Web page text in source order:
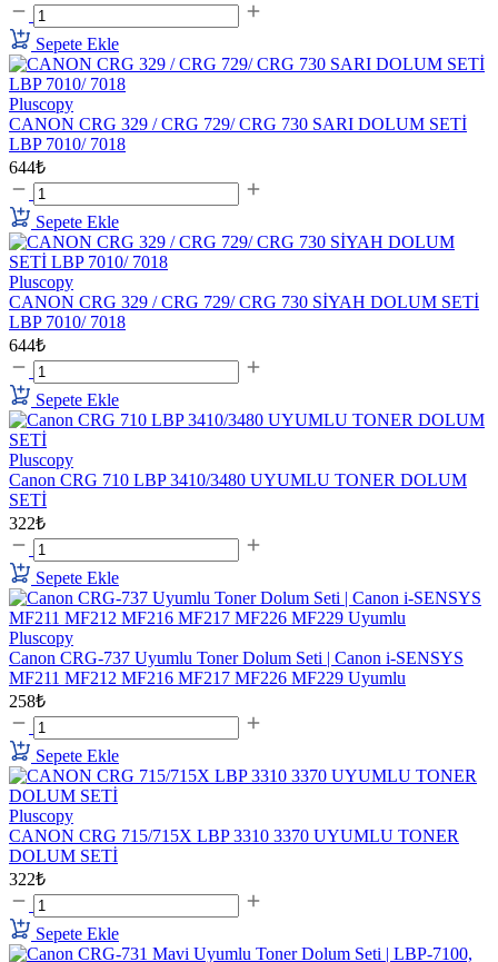
Sepete Ekle
Pluscopy
CANON CRG 329 / CRG 729/ CRG 730 SARI DOLUM SETİ
LBP 7010/ 7018
644₺
Sepete Ekle
Pluscopy
CANON CRG 329 / CRG 729/ CRG 730 SİYAH DOLUM SETİ
LBP 7010/ 7018
644₺
Sepete Ekle
Pluscopy
Canon CRG 710 LBP 3410/3480 UYUMLU TONER DOLUM
SETİ
322₺
Sepete Ekle
Pluscopy
Canon CRG-737 Uyumlu Toner Dolum Seti | Canon i-SENSYS
MF211 MF212 MF216 MF217 MF226 MF229 Uyumlu
258₺
Sepete Ekle
Pluscopy
CANON CRG 715/715X LBP 3310 3370 UYUMLU TONER
DOLUM SETİ
322₺
Sepete Ekle